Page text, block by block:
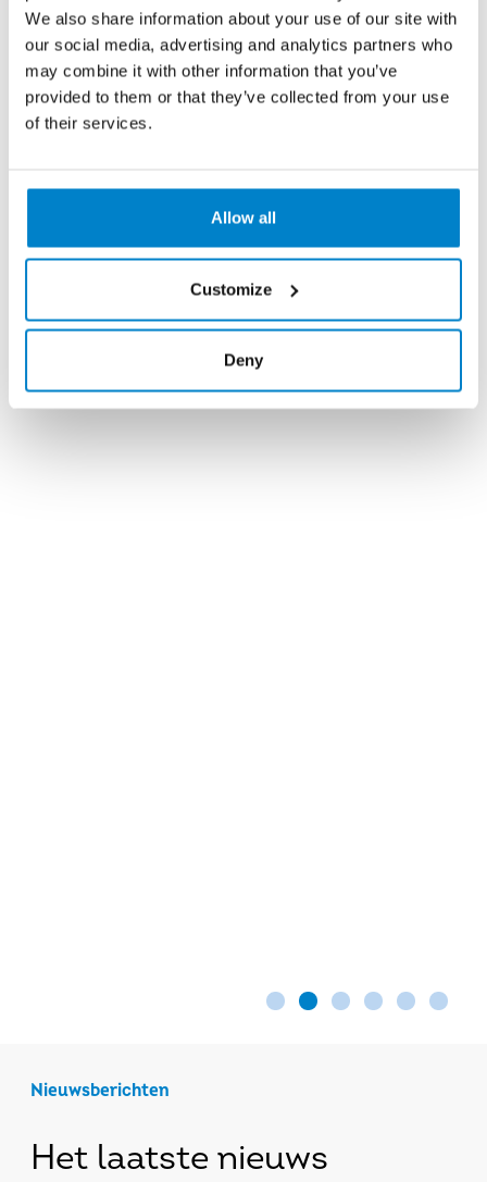
We also share information about your use of our site with
our social media, advertising and analytics partners who
may combine it with other information that you’ve
provided to them or that they’ve collected from your use
of their services.
Allow all
Customize
Deny
Nieuwsberichten
Het laatste nieuws